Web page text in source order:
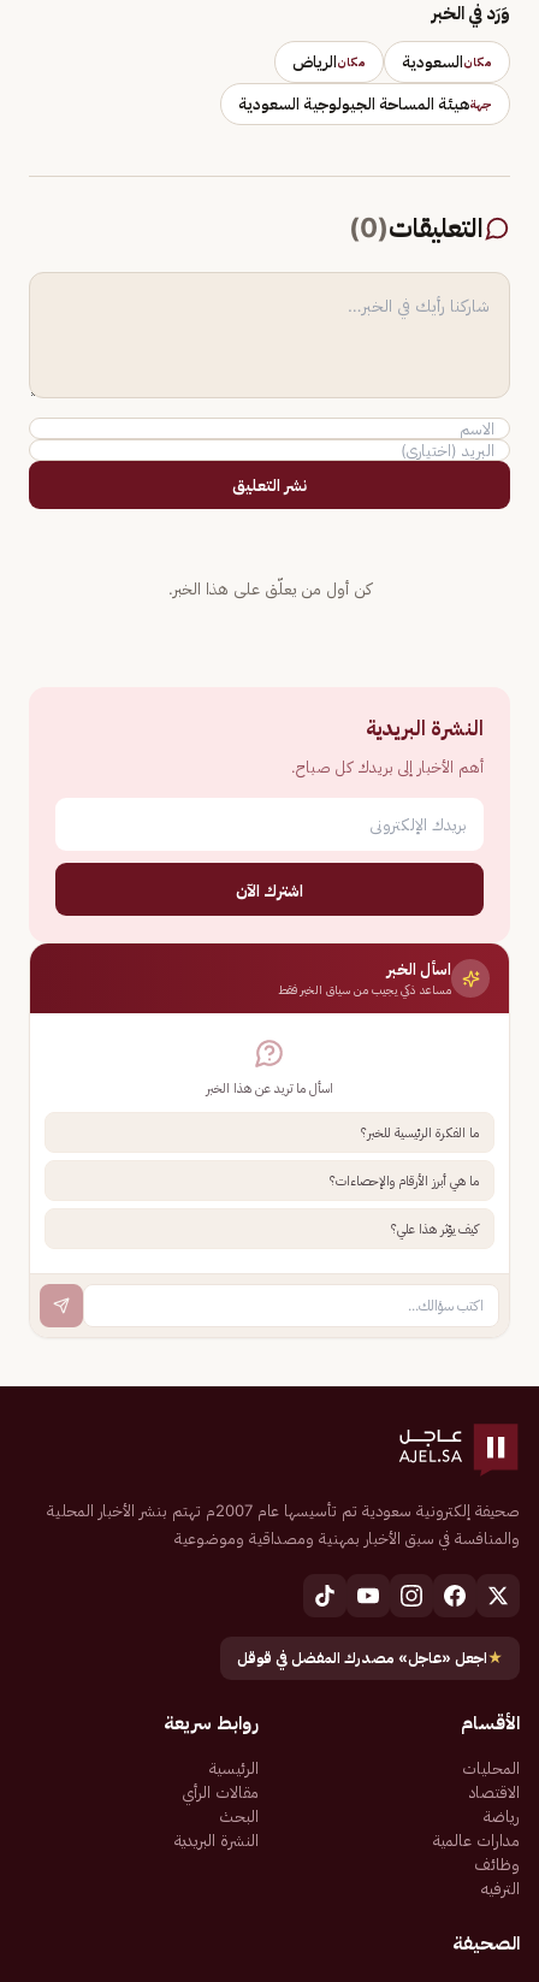
وَرَد في الخبر
مكانالسعودية مكانالرياض
جهةهيئة المساحة الجيولوجية السعودية
التعليقات(
0
)
نشر التعليق
كن أول من يعلّق على هذا الخبر.
النشرة البريدية
أهم الأخبار إلى بريدك كل صباح.
اشترك الآن
اسأل الخبر
مساعد ذكي يجيب من سياق الخبر فقط
اسأل ما تريد عن هذا الخبر
ما الفكرة الرئيسية للخبر؟
ما هي أبرز الأرقام والإحصاءات؟
كيف يؤثر هذا علي؟
صحيفة إلكترونية سعودية تم تأسيسها عام 2007م تهتم بنشر الأخبار المحلية
والمنافسة في سبق الأخبار بمهنية ومصداقية وموضوعية
★اجعل «عاجل» مصدرك المفضل في قوقل
الأقسام
المحليات
الاقتصاد
رياضة
مدارات عالمية
وظائف
الترفيه
روابط سريعة
الرئيسية
مقالات الرأي
البحث
النشرة البريدية
الصحيفة